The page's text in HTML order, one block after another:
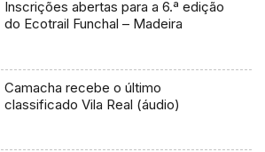
Inscrições abertas para a 6.ª edição
do Ecotrail Funchal – Madeira
Camacha recebe o último
classificado Vila Real (áudio)